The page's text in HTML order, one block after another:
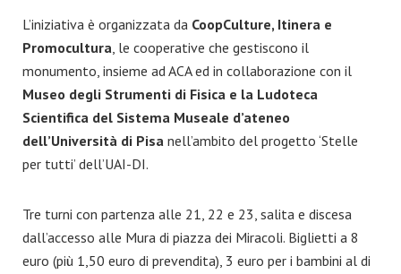
L’iniziativa è organizzata da CoopCulture, Itinera e
Promocultura, le cooperative che gestiscono il
monumento, insieme ad ACA ed in collaborazione con il
Museo degli Strumenti di Fisica e la Ludoteca
Scientifica del Sistema Museale d’ateneo
dell’Università di Pisa nell’ambito del progetto ‘Stelle
per tutti’ dell’UAI-DI.
Tre turni con partenza alle 21, 22 e 23, salita e discesa
dall’accesso alle Mura di piazza dei Miracoli. Biglietti a 8
euro (più 1,50 euro di prevendita), 3 euro per i bambini al di